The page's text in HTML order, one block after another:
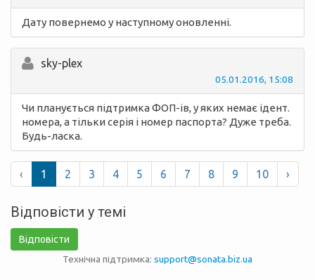
Дату повернемо у наступному оновленні.
sky-plex
05.01.2016, 15:08
Чи планується підтримка ФОП-ів, у яких немає ідент.
номера, а тільки серія і номер паспорта? Дуже треба.
Будь-ласка.
‹ 1 2 3 4 5 6 7 8 9 10 ›
Відповісти у темі
Відповісти
Технічна підтримка: support@sonata.biz.ua